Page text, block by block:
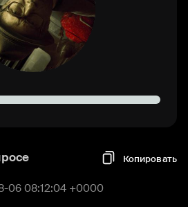
Копировать
06 08:12:04 +0000